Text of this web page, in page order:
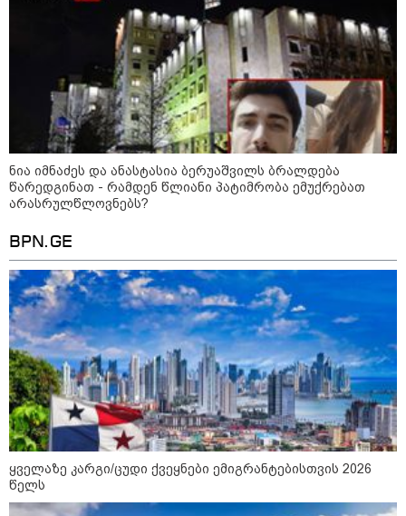
09:33 / 05-08-2026
"მამის მიერ ცოტნესთვის
დატოვებულ სახლში
თვითნებურად ცხოვრობს
ადამიანი, რომელიც ზვიადის
ანდერძში ერთი სიტყვითაც კი
არ არის მოხსენიებული" - ანა
ჯაბაური
09:32 / 05-08-2026
გაატარეს, მათ სიცოცხლე
დავუბრუნეთ" - ქართველი
12:20 / 04-08-2026
"როცა კანონიკიდან
გამომდინარე, მართებულად
მიგვაჩნია, რომ ადამიანის
გასვენება ტაძრიდან არ მოხდეს,
ეს მგლოვიარეს ისეთი
სიყვარულითა უნდა ავუხსნათ,
რომ შფოთვა არ დაიბადოს" -
დედა სიდონია
16:02 / 03-08-2026
"15 წლის წინ ჩადენილი
დანაშაული, 5-ჯერ შეცვლილი
მოსამართლე, 4-ჯერ თავიდან
დაწყებული საქმე... მადლობა
ხარძიანი
ნია იმნაძეს და ანასტასია ბერუაშვილს ბრალდება
წარედგინათ - რამდენ წლიანი პატიმრობა ემუქრებათ
არასრულწლოვნებს?
BPN.GE
ყველაზე კარგი/ცუდი ქვეყნები ემიგრანტებისთვის 2026
წელს